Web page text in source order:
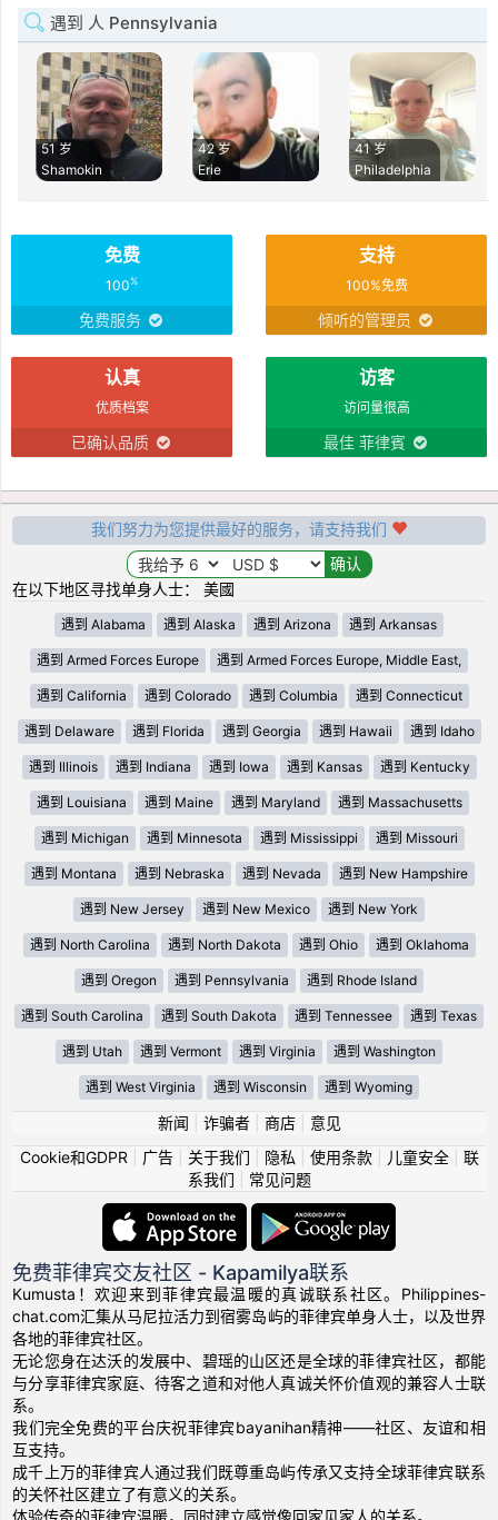
遇到 人 Pennsylvania
51 岁
Shamokin
42 岁
Erie
41 岁
Philadelphia
免费
100%
免费服务
支持
100%免费
倾听的管理员
认真
优质档案
已确认品质
访客
访问量很高
最佳 菲律賓
我们努力为您提供最好的服务，请支持我们
在以下地区寻找单身人士： 美國
遇到 Alabama 遇到 Alaska 遇到 Arizona 遇到 Arkansas
遇到 Armed Forces Europe 遇到 Armed Forces Europe, Middle East,
遇到 California 遇到 Colorado 遇到 Columbia 遇到 Connecticut
遇到 Delaware 遇到 Florida 遇到 Georgia 遇到 Hawaii 遇到 Idaho
遇到 Illinois 遇到 Indiana 遇到 Iowa 遇到 Kansas 遇到 Kentucky
遇到 Louisiana 遇到 Maine 遇到 Maryland 遇到 Massachusetts
遇到 Michigan 遇到 Minnesota 遇到 Mississippi 遇到 Missouri
遇到 Montana 遇到 Nebraska 遇到 Nevada 遇到 New Hampshire
遇到 New Jersey 遇到 New Mexico 遇到 New York
遇到 North Carolina 遇到 North Dakota 遇到 Ohio 遇到 Oklahoma
遇到 Oregon 遇到 Pennsylvania 遇到 Rhode Island
遇到 South Carolina 遇到 South Dakota 遇到 Tennessee 遇到 Texas
遇到 Utah 遇到 Vermont 遇到 Virginia 遇到 Washington
遇到 West Virginia 遇到 Wisconsin 遇到 Wyoming
新闻 诈骗者| 商店| 意见
Cookie和GDPR
广告| 关于我们 隐私 使用条款| 儿童安全| 联
系我们
常见问题
免费菲律宾交友社区 - Kapamilya联系
Kumusta！欢迎来到菲律宾最温暖的真诚联系社区。Philippines-
chat.com汇集从马尼拉活力到宿雾岛屿的菲律宾单身人士，以及世界
各地的菲律宾社区。
无论您身在达沃的发展中、碧瑶的山区还是全球的菲律宾社区，都能
与分享菲律宾家庭、待客之道和对他人真诚关怀价值观的兼容人士联
系。
我们完全免费的平台庆祝菲律宾bayanihan精神——社区、友谊和相
互支持。
成千上万的菲律宾人通过我们既尊重岛屿传承又支持全球菲律宾联系
的关怀社区建立了有意义的关系。
体验传奇的菲律宾温暖，同时建立感觉像回家见家人的关系。